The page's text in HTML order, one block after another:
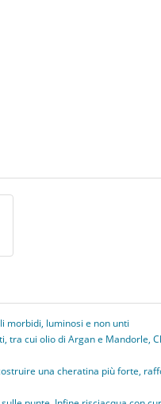
morbidi, luminosi e non unti
tra cui olio di Argan e Mandorle,
una cheratina più forte,